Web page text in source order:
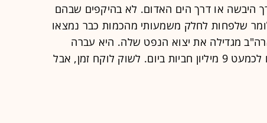
היבשה או דרך הים האדום. לא בהיקפים שבהם
שלפחות לחלק משמעותי מהכמות כבר נמצאו
מגדילה את יצוא הנפט שלה. היא עברה
מיצוא של בערך 5 מיליון חביות ביום לכמעט 9 מיליון חביות ביום. לשוק לוקח זמן, אבל